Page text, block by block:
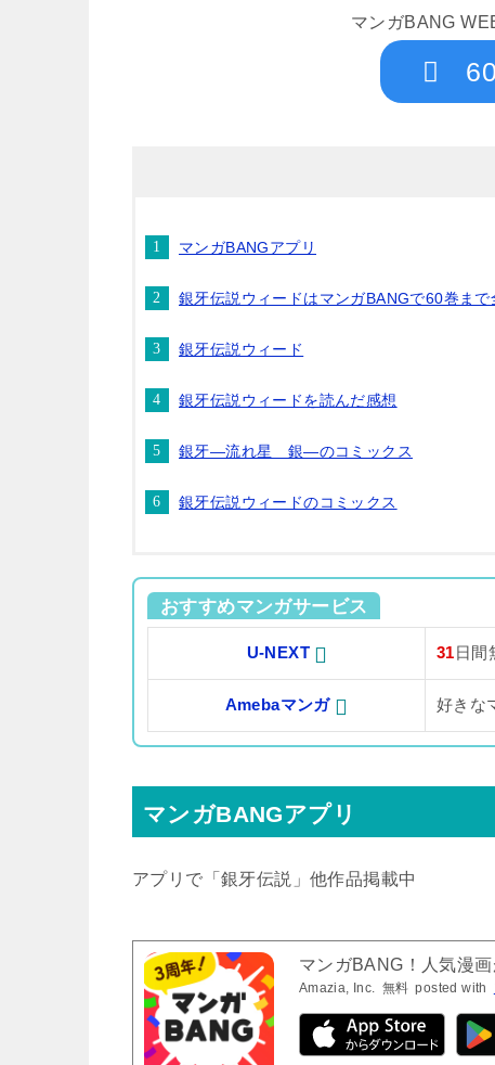
マンガBANG
マンガBANGアプリ
銀牙伝説ウィードはマンガBANGで60巻ま
銀牙伝説ウィード
銀牙伝説ウィードを読んだ感想
銀牙―流れ星 銀―のコミックス
銀牙伝説ウィードのコミックス
おすすめマンガサービス
U-NEXT 31 日間
Amebaマンガ 好きな
マンガBANGアプリ
アプリで「銀牙伝説」他作品掲載中
マンガBANG！人気漫
Amazia, Inc. 無料 posted with